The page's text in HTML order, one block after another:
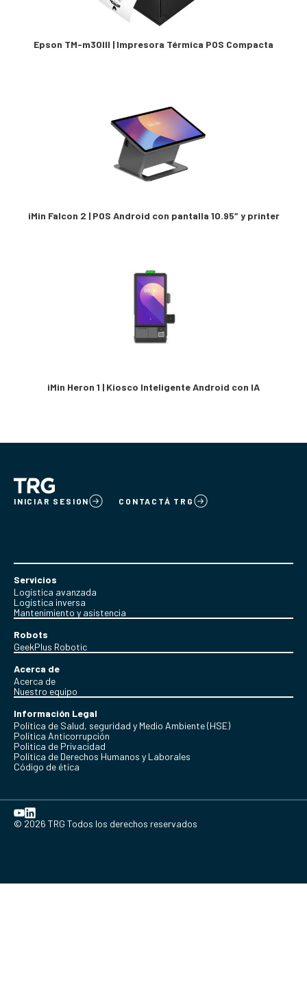
Epson TM-m30III | Impresora Térmica POS Compacta
iMin Falcon 2 | POS Android con pantalla 10.95″ y printer
iMin Heron 1 | Kiosco Inteligente Android con IA
INICIAR SESION CONTACTÁ TRG
Servicios
Logística avanzada
Logística inversa
Mantenimiento y asistencia
Robots
GeekPlus Robotic
Acerca de
Acerca de
Nuestro equipo
Información Legal
Política de Salud, seguridad y Medio Ambiente (HSE)
Política Anticorrupción
Politica de Privacidad
Política de Derechos Humanos y Laborales
Código de ética
© 2026 TRG Todos los derechos reservados